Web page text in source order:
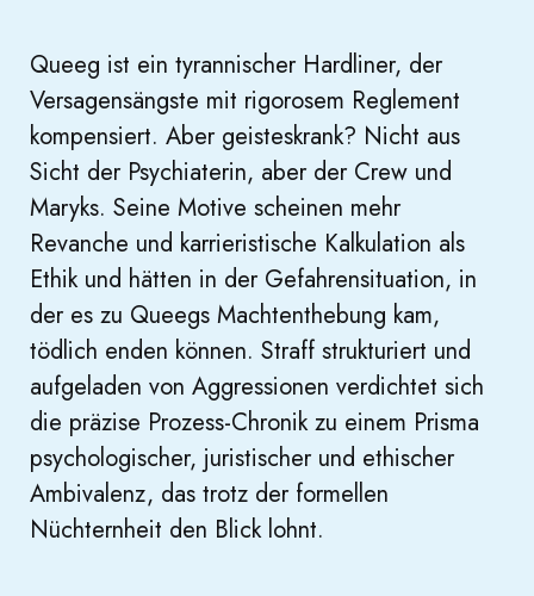
Queeg ist ein tyrannischer Hardliner, der
Versagensängste mit rigorosem Reglement
kompensiert. Aber geisteskrank? Nicht aus
Sicht der Psychiaterin, aber der Crew und
Maryks. Seine Motive scheinen mehr
Revanche und karrieristische Kalkulation als
Ethik und hätten in der Gefahrensituation, in
der es zu Queegs Machtenthebung kam,
tödlich enden können. Straff strukturiert und
aufgeladen von Aggressionen verdichtet sich
die präzise Prozess-Chronik zu einem Prisma
psychologischer, juristischer und ethischer
Ambivalenz, das trotz der formellen
Nüchternheit den Blick lohnt.